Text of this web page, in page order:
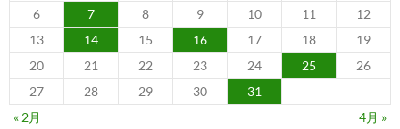
6
7 8 9 10 11
12
13
14 15 16 17 18
19
20
21 22 23 24 25
26
27
28 29 30
31
« 2月
4月 »